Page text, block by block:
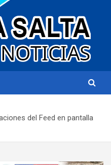
del Feed en pantalla